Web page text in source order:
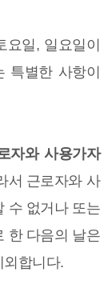
일, 일요일이
특별한 사항이
자와 사용가자
서 근로자와 사
수 없거나 또는
한 다음의 날은
합니다.